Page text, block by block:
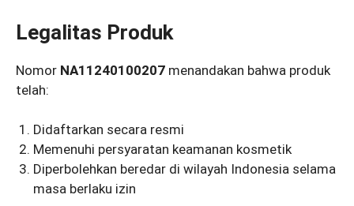
Legalitas Produk
Nomor NA11240100207 menandakan bahwa produk
telah:
Didaftarkan secara resmi
Memenuhi persyaratan keamanan kosmetik
Diperbolehkan beredar di wilayah Indonesia selama
masa berlaku izin